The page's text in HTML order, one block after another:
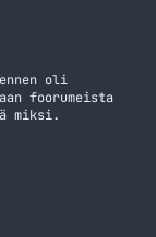
oli
foorumeista
miksi.